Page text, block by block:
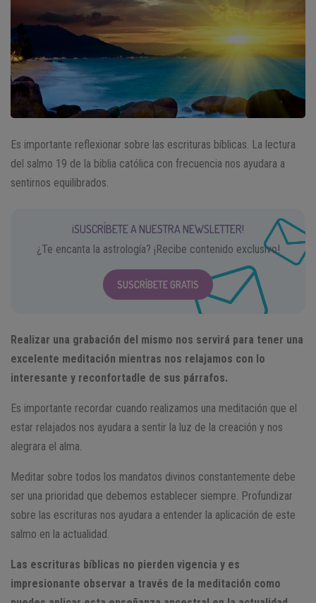
Es importante reflexionar sobre las escrituras bíblicas. La lectura
del salmo 19 de la biblia católica con frecuencia nos ayudara a
sentirnos equilibrados.
¡SUSCRÍBETE A NUESTRA NEWSLETTER!
¿Te encanta la astrología? ¡Recibe contenido exclusivo!
SUSCRÍBETE GRATIS
Realizar una grabación del mismo nos servirá para tener una
excelente meditación mientras nos relajamos con lo
interesante y reconfortadle de sus párrafos.
Es importante recordar cuando realizamos una meditación que el
estar relajados nos ayudara a sentir la luz de la creación y nos
alegrara el alma.
Meditar sobre todos los mandatos divinos constantemente debe
ser una prioridad que debemos establecer siempre. Profundizar
sobre las escrituras nos ayudara a entender la aplicación de este
salmo en la actualidad.
Las escrituras bíblicas no pierden vigencia y es
impresionante observar a través de la meditación como